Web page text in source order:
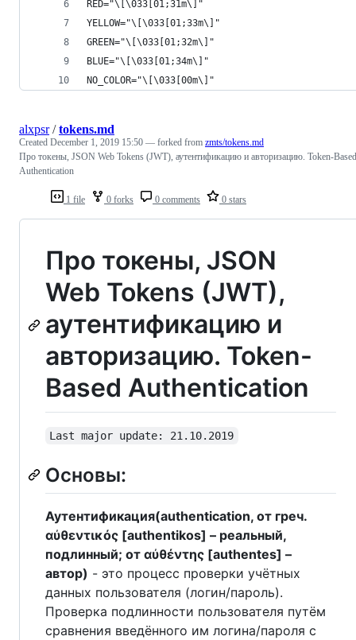
RED="\[\033[01;31m\]"
YELLOW="\[\033[01;33m\]"
GREEN="\[\033[01;32m\]"
BLUE="\[\033[01;34m\]"
NO_COLOR="\[\033[00m\]"
1 file 0 forks 0 comments 0 stars
alxpsr/tokens.md
Created December 1, 2019 15:50 — forked from zmts/tokens.md
Про токены, JSON Web Tokens (JWT), аутентификацию и авторизацию. Token-Based
Authentication
Про токены, JSON
Web Tokens (JWT),
аутентификацию и
авторизацию. Token-
Based Authentication
Last major update: 21.10.2019
Основы:
Аутентификация(authentication, от греч.
αὐθεντικός [authentikos] – реальный,
подлинный; от αὐθέντης [authentes] –
автор) - это процесс проверки учётных
данных пользователя (логин/пароль).
Проверка подлинности пользователя путём
сравнения введённого им логина/пароля с